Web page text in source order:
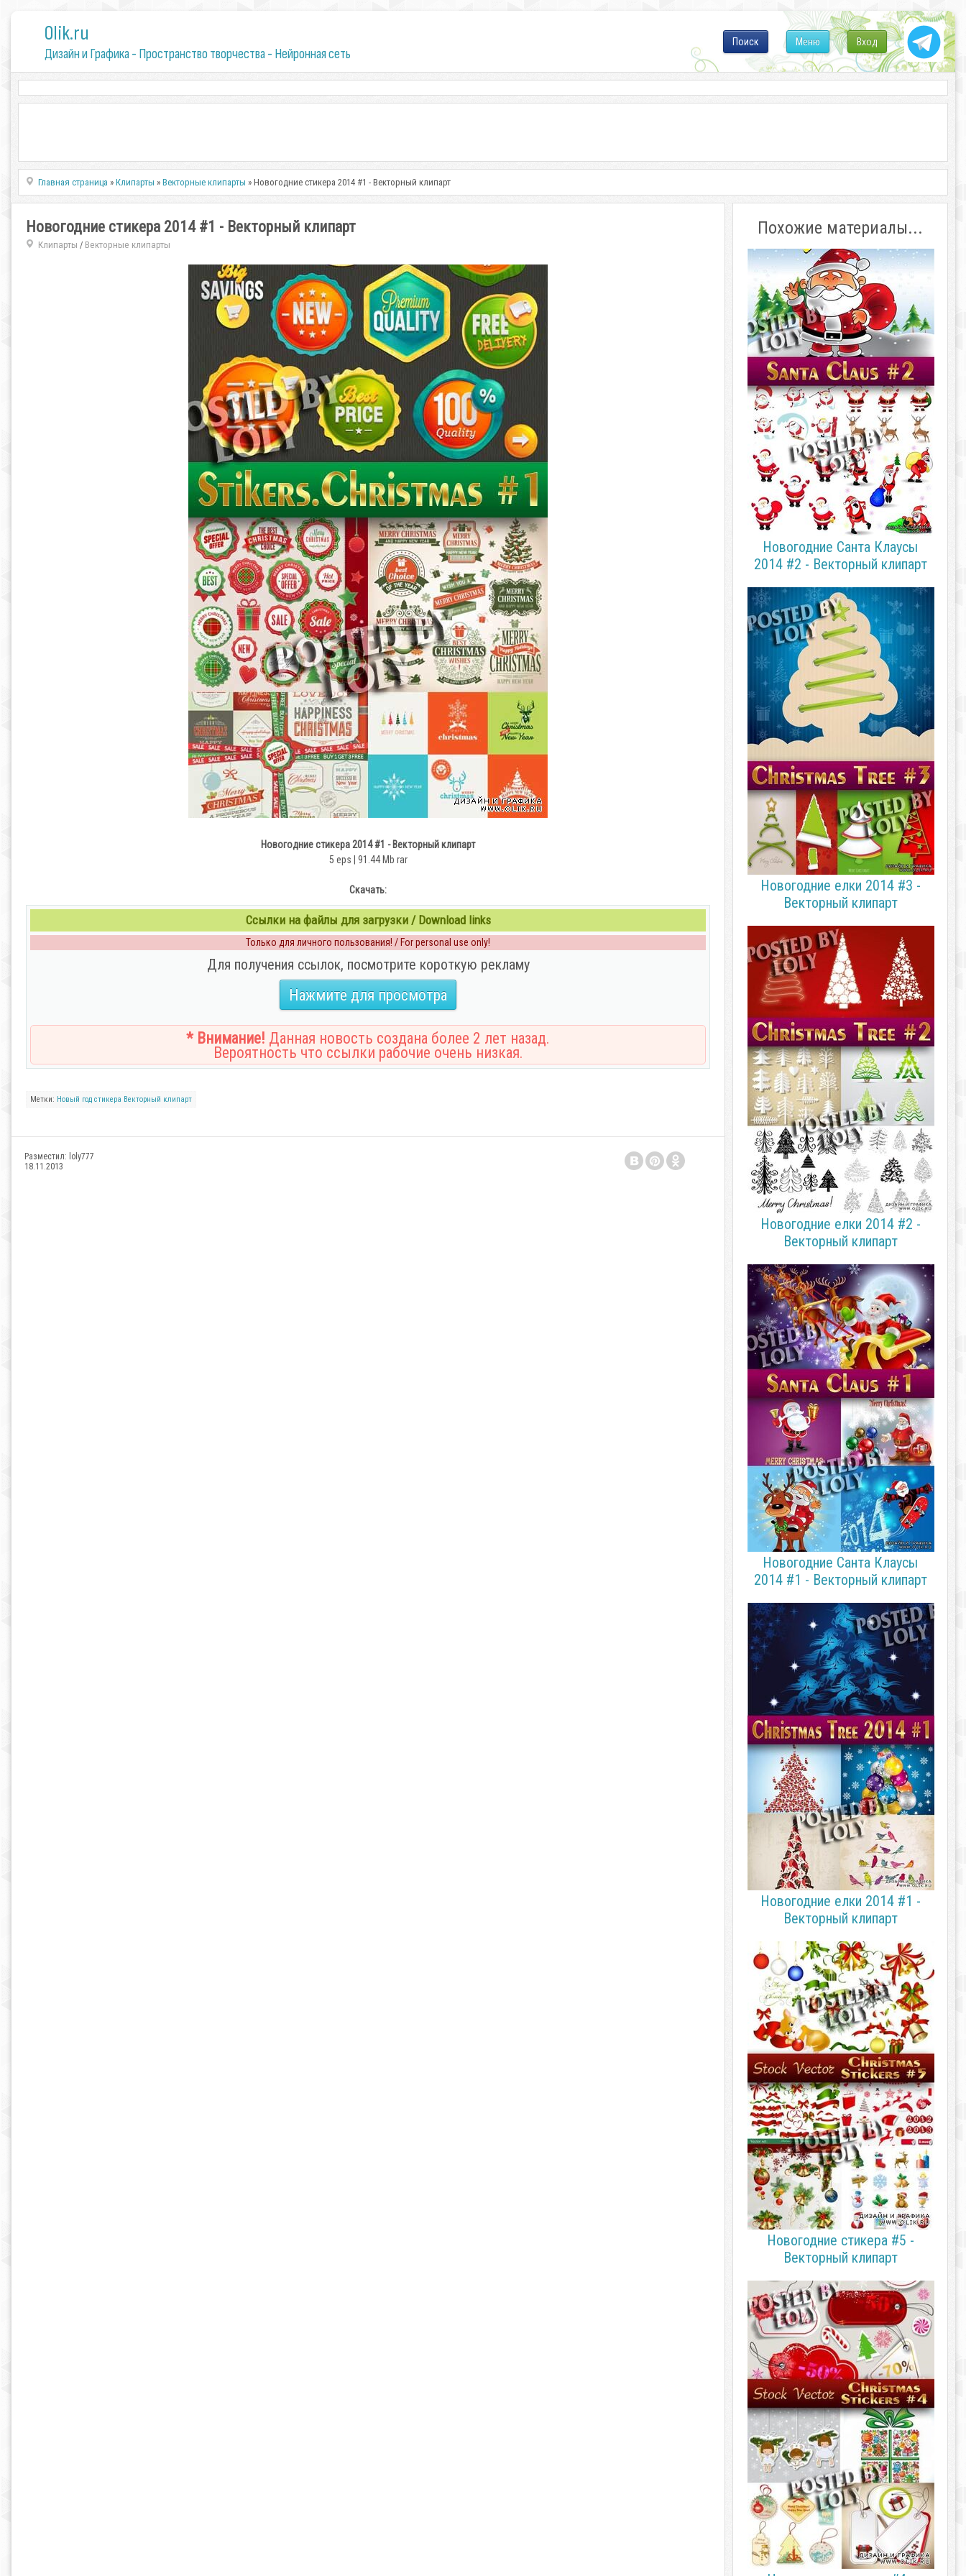
0lik.ru
Дизайн и Графика - Пространство творчества - Нейронная сеть
Вход
Меню
Поиск
Главная страница »Клипарты »Векторные клипарты » Новогодние стикера 2014 #1 - Векторный клипарт
Новогодние стикера 2014 #1 - Векторный клипарт
Клипарты / Векторные клипарты
Новогодние стикера 2014 #1 - Векторный клипарт
5 eps | 91.44 Mb rar
Скачать:
Ссылки на файлы для загрузки / Download links
Только для личного пользования! / For personal use only!
Для получения ссылок, посмотрите короткую рекламу
Нажмите для просмотра
* Внимание! Данная новость создана более 2 лет назад.
Вероятность что ссылки рабочие очень низкая.
Метки: Новый год стикера Векторный клипарт
Разместил: loly777
18.11.2013
Похожие материалы...
Новогодние Санта Клаусы
2014 #2 - Векторный клипарт
Новогодние елки 2014 #3 -
Векторный клипарт
Новогодние елки 2014 #2 -
Векторный клипарт
Новогодние Санта Клаусы
2014 #1 - Векторный клипарт
Новогодние елки 2014 #1 -
Векторный клипарт
Новогодние стикера #5 -
Векторный клипарт